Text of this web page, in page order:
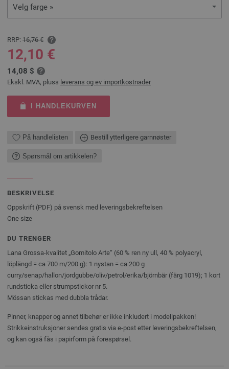
Velg farge »
RRP: 16,76 €
12,10 €
14,08 $
Ekskl. MVA, pluss leverans og ev importkostnader
I HANDLEKURVEN
På handlelisten Bestill ytterligere garnnøster
Spørsmål om artikkelen?
BESKRIVELSE
Oppskrift (PDF) på svensk med leveringsbekreftelsen
One size
DU TRENGER
Lana Grossa-kvalitet „Gomitolo Arte“ (60 % ren ny ull, 40 % polyacryl,
löplängd = ca 700 m/200 g): 1 nystan = ca 200 g
curry/senap/hallon/jordgubbe/oliv/petrol/erika/björnbär (färg 1019); 1 kort
rundsticka eller strumpstickor nr 5.
Mössan stickas med dubbla trådar.
Pinner, knapper og annet tilbehør er ikke inkludert i modellpakken!
Strikkeinstruksjoner sendes gratis via e-post etter leveringsbekreftelsen,
og kan også fås i papirform på forespørsel.